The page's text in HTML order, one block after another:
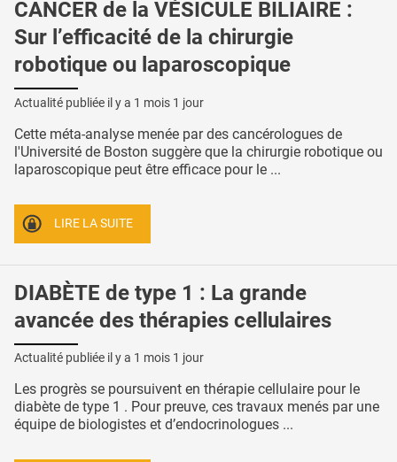
CANCER de la VÉSICULE BILIAIRE :
Sur l’efficacité de la chirurgie
robotique ou laparoscopique
Actualité publiée il y a 1 mois 1 jour
Cette méta-analyse menée par des cancérologues de
l'Université de Boston suggère que la chirurgie robotique ou
laparoscopique peut être efficace pour le ...
LIRE LA SUITE
DIABÈTE de type 1 : La grande
avancée des thérapies cellulaires
Actualité publiée il y a 1 mois 1 jour
Les progrès se poursuivent en thérapie cellulaire pour le
diabète de type 1 . Pour preuve, ces travaux menés par une
équipe de biologistes et d’endocrinologues ...